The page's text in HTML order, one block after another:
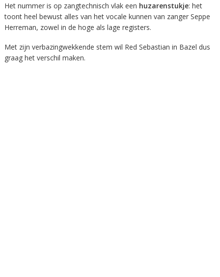
Het nummer is op zangtechnisch vlak een huzarenstukje: het
toont heel bewust alles van het vocale kunnen van zanger Seppe
Herreman, zowel in de hoge als lage registers.
Met zijn verbazingwekkende stem wil Red Sebastian in Bazel dus
graag het verschil maken.